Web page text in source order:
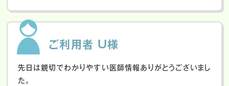
ご利用者 U様
先日は親切でわかりやすい医師情報ありがとうございまし
た。